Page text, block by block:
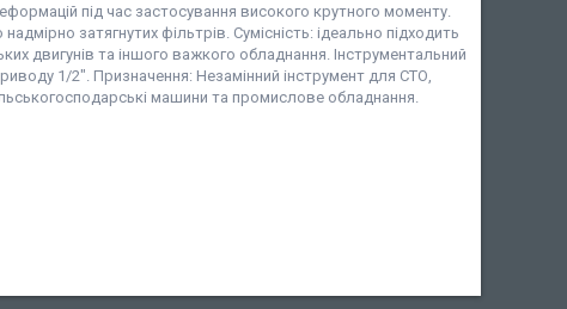
під час застосування високого крутного моменту.
затягнутих фільтрів. Сумісність: ідеально підходить
двигунів та іншого важкого обладнання. Інструментальний
1/2". Призначення: Незамінний інструмент для СТО,
машини та промислове обладнання.